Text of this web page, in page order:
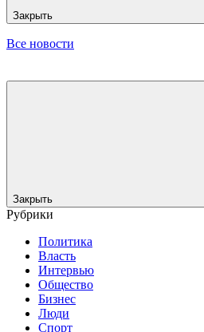
Закрыть
Все новости
Закрыть
Рубрики
Политика
Власть
Интервью
Общество
Бизнес
Люди
Спорт